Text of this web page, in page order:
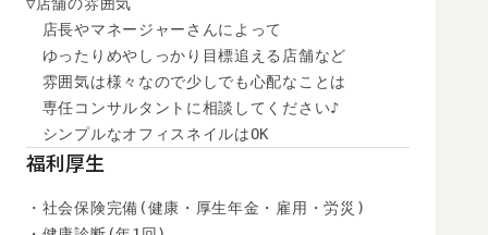
店長やマネージャーさんによって
ゆったりめやしっかり目標追える店舗など
雰囲気は様々なので少しでも心配なことは
専任コンサルタントに相談してください♪
シンプルなオフィスネイルはOK
福利厚生
・社会保険完備(健康・厚生年金・雇用・労災)